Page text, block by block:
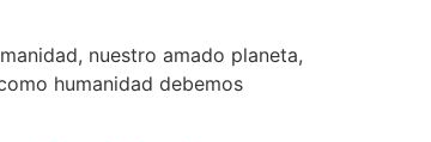
nuestro amado planeta,
humanidad debemos